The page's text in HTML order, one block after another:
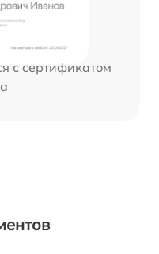
с сертификатом